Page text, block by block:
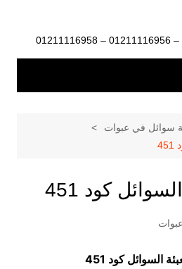
سوائل في عبوات
كود 451
السوائل كود 451